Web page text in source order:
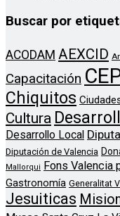
Buscar por
ACODAM AEXCID
Capacitación
Chiquitos
Cultura
Desarrollo Local
Diputación de Valencia
Mallorqui
Fons Valencia
Gastronomía Generalitat
Jesuiticas